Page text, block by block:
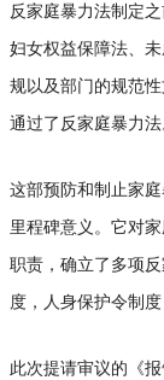
反家庭暴力法制定
妇女权益保障法、
规以及部门的规范
通过了反家庭暴力法
这部预防和制止家
里程碑意义。它对
职责，确立了多项
度，人身保护令制度
此次提请审议的《